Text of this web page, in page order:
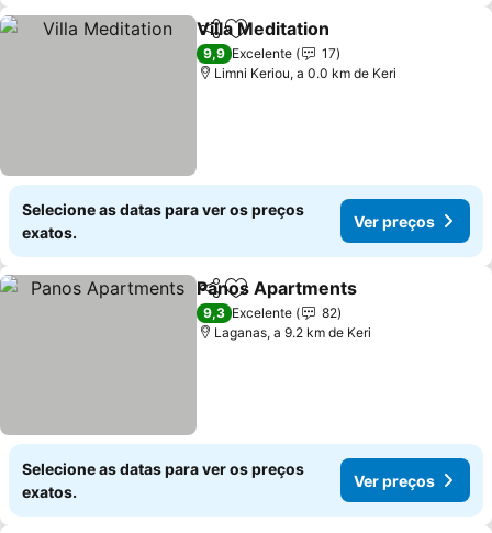
PartilharAdicionar aos favoritos
Villa Meditation
9,9 Excelente
17
Limni Keriou, a 0.0 km de Keri
Selecione as datas para ver os preços
exatos.
Ver preços
PartilharAdicionar aos favoritos
Panos Apartments
9,3 Excelente
82
Laganas, a 9.2 km de Keri
Selecione as datas para ver os preços
exatos.
Ver preços